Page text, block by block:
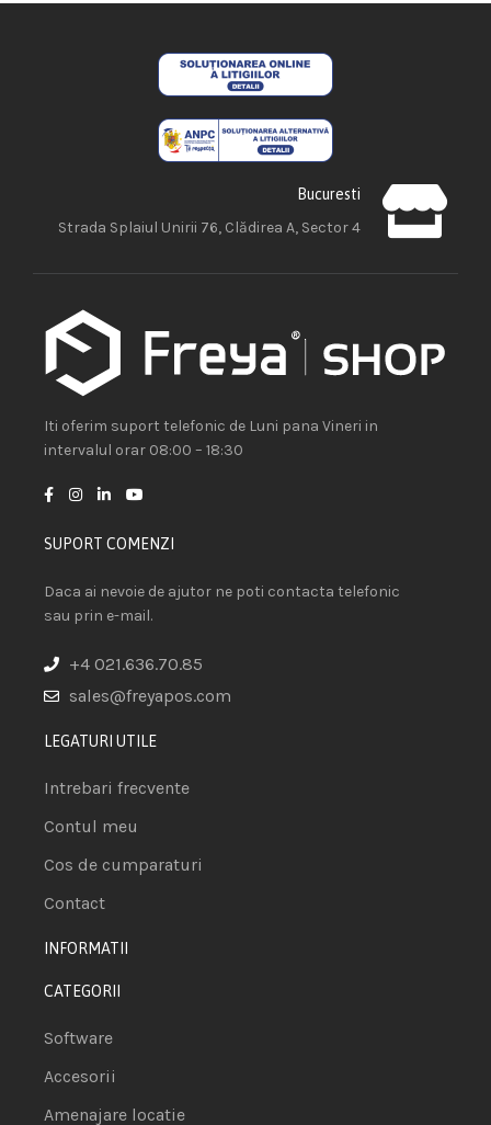
Bucuresti
Strada Splaiul Unirii 76, Clădirea A, Sector 4
Iti oferim suport telefonic de Luni pana Vineri in
intervalul orar 08:00 – 18:30
SUPORT COMENZI
Daca ai nevoie de ajutor ne poti contacta telefonic
sau prin e-mail.
+4 021.636.70.85
sales@freyapos.com
LEGATURI UTILE
Intrebari frecvente
Contul meu
Cos de cumparaturi
Contact
INFORMATII
CATEGORII
Software
Accesorii
Amenajare locatie